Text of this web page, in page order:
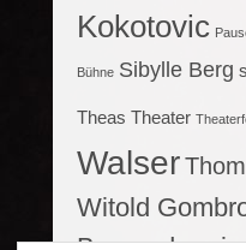
Kokotovic
Bühne Sibylle Berg
Theas Theater
Walser
Witold